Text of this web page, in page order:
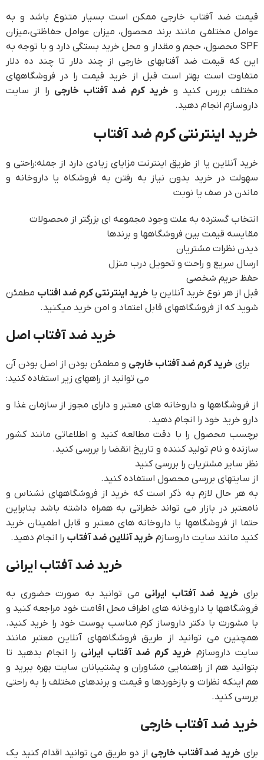
قیمت ضد آفتاب خارجی ممکن است بسیار متنوع باشد و به
عوامل مختلفی مانند برند محصول، میزان عوامل حفاظتی،میزان
SPF محصول، حجم و مقدار و محل خرید بستگی دارد و با توجه به
این که قیمت ضد آفتابهای خارجی از چند دلار تا چند ده دلار
متفاوت است بهتر است قبل از خرید قیمت را در فروشگاههای
مختلف بررس کنید و خرید کرم ضد آفتاب خارجی را از سایت
داروسازم انجام دهید.
خرید اینترنتی کرم ضد آفتاب
خرید آنلاین یا از طریق اینترنت مزایای زیادی دارد از جمله:راحتی و
سهولت در خرید بدون نیاز به رفتن به فروشکاه یا داروخانه و
ماندن در صف یا نوبت
انتخاب گسترده به علت وجود مجموعه ای بزرگتر از محصولات
مقایسه قیمت بین فروشگاهها و برندها
دیدن نظرات مشتریان
ارسال سریع و راحت و تحویل درب منزل
حفظ حریم شخصی
قبل از هر نوع خرید آنلاین یا خرید اینترنتی کرم ضد افتاب مطمئن
شوید که از فروشگاههای قابل اعتماد و امن خرید میکنید.
خرید ضد آفتاب اصل
برای خرید کرم ضد آفتاب خارجی و مطمئن بودن از اصل بودن آن
می توانید از راههای زیر استفاده کنید:
از فروشگاهها و داروخانه های معتبر و دارای مجوز از سازمان غذا و
دارو خرید خود را انجام دهید.
برچسب محصول را با دقت مطالعه کنید و اطلاعاتی مانند کشور
سازنده و نام تولید کننده و تاریخ انقضا را بررسی کنید.
نظر سایر مشتریان را بررسی کنید
از سایتهای بررسی محصول استفاده کنید.
به هر حال لازم به ذکر است که خرید از فروشگاههای نشناس و
نامعتبر در بازار می تواند خطراتی به همراه داشته باشد بنابراین
حتما از فروشگاهها یا داروخانه های معتبر و قابل اطمینان خرید
کنید مانند سایت داروسازم خرید آنلاین ضد آفتاب را انجام دهید.
خرید ضد آفتاب ایرانی
برای خرید ضد آفتاب ایرانی می توانید به صورت حضوری به
فروشگاهها یا داروخانه های اطراف محل اقامت خود مراجعه کنید و
با مشورت با دکتر داروساز کرم مناسب پوست خود را خرید کنید.
همچنین می توانید از طریق فروشگاههای آنلاین معتبر مانند
سایت داروسازم خرید کرم ضد آفتاب ایرانی را انجام بدهید تا
بتوانید هم از راهنمایی مشاوران و پشتیبانان سایت بهره ببرید و
هم اینکه نظرات و بازخوردها و قیمت و برندهای مختلف را به راحتی
بررسی کنید.
خرید ضد آفتاب خارجی
برای خرید ضد آفتاب خارجی از دو طریق می توانید اقدام کنید یک